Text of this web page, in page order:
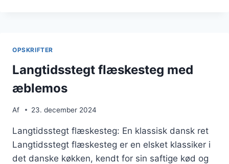
OPSKRIFTER
Langtidsstegt flæskesteg med
æblemos
Af 23. december 2024
Langtidsstegt flæskesteg: En klassisk dansk ret
Langtidsstegt flæskesteg er en elsket klassiker i
det danske køkken, kendt for sin saftige kød og